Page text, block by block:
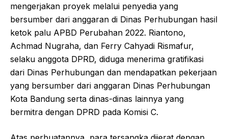
mengerjakan proyek melalui penyedia yang
bersumber dari anggaran di Dinas Perhubungan hasil
ketok palu APBD Perubahan 2022. Riantono,
Achmad Nugraha, dan Ferry Cahyadi Rismafur,
selaku anggota DPRD, diduga menerima gratifikasi
dari Dinas Perhubungan dan mendapatkan pekerjaan
yang bersumber dari anggaran Dinas Perhubungan
Kota Bandung serta dinas-dinas lainnya yang
bermitra dengan DPRD pada Komisi C.